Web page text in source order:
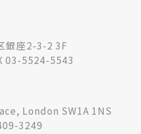
銀座2-3-2 3F
03-5524-5543
London SW1A 1NS
3249